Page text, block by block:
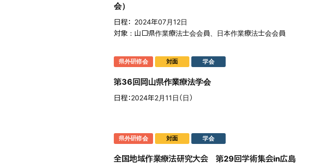
会）
日程
2024年07月12日
対象
山口県作業療法士会会員、日本作業療法士会会員
第36回岡山県作業療法学会
県外研修会 対面 学会
日程 2024年2月11日（日）
全国地域作業療法研究大会 第29回学術集会in広島
県外研修会 対面 学会